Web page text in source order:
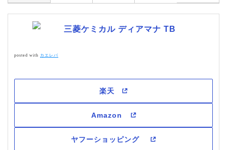
三菱ケミカル ディアマナ TB
posted with カエレバ